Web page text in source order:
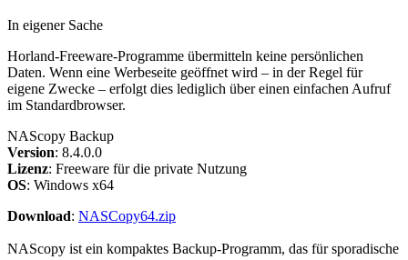
In eigener Sache
Horland-Freeware-Programme übermitteln keine persönlichen
Daten. Wenn eine Werbeseite geöffnet wird – in der Regel für
eigene Zwecke – erfolgt dies lediglich über einen einfachen Aufruf
im Standardbrowser.
NAScopy Backup
Version: 8.4.0.0
Lizenz: Freeware für die private Nutzung
OS: Windows x64
Download: NASCopy64.zip
NAScopy ist ein kompaktes Backup-Programm, das für sporadische